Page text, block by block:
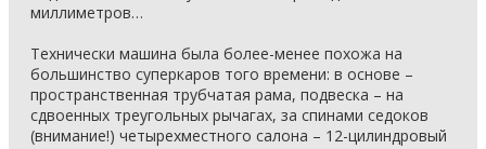
миллиметров…
Технически машина была более-менее похожа на
большинство суперкаров того времени: в основе –
пространственная трубчатая рама, подвеска – на
сдвоенных треугольных рычагах, за спинами седоков
(внимание!) четырехместного салона – 12-цилиндровый